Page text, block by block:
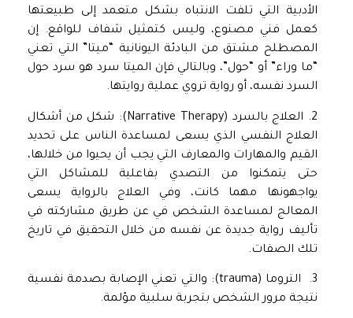
الأدبية التي تلفت الانتباه بشكل متعمد إلى طبيعتها
كعمل فني مصنوع، وليس كتمثيل شفاف للواقع. إن
المصطلح مشتق من البادئة اليونانية “ميتا” التي تعني
“ما وراء” أو “حول”، وبالتالي فإن الميتا سرد هو سرد حول
السرد نفسه، أو رواية تروي عملية روايتها.
2. العلاج بالسرد (Narrative Therapy): شكل من أشكال
العلاج النفسي الذي يسعى لمساعدة الناس على تحديد
القيم والمهارات والمعارف التي يجب أن يحيوا من خلالها،
حتى يتمكنوا من التصدي بفاعلية للمشاكل التي
يواجهونها مهما كانت، وفي العلاج بالرواية يسعى
المعالج لمساعدة الشخص في عن طريق مشاركته في
تأليف رواية جديدة عن نفسه من خلال التحقيق في تاريخ
تلك الصفات.
3. التروما (trauma): والتي تعني الإصابة بصدمة نفسية
نتيجة مرور الشخص بتجربة سلبية مؤلمة.